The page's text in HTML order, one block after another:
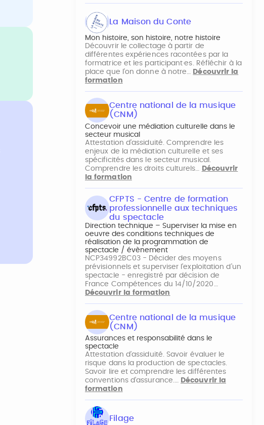
La Maison du Conte
Mon histoire, son histoire, notre histoire
Découvrir le collectage à partir de
différentes expériences racontées par la
formatrice et les participant·es. Réfléchir à la
place que l’on donne à notre… Découvrir la
formation
Centre national de la musique
(CNM)
Concevoir une médiation culturelle dans le
secteur musical
Attestation d’assiduité. Comprendre les
enjeux de la médiation culturelle et ses
spécificités dans le secteur musical.
Comprendre les droits culturels…
Découvrir
la formation
CFPTS - Centre de formation
professionnelle aux techniques
du spectacle
Direction technique – Superviser la mise en
oeuvre des conditions techniques de
réalisation de la programmation de
spectacle / évènement
NCP34992BC03 - Décider des moyens
prévisionnels et superviser l’exploitation d’un
spectacle - enregistré par décision de
France Compétences du 14/10/2020…
Découvrir la formation
Centre national de la musique
(CNM)
Assurances et responsabilité dans le
spectacle
Attestation d’assiduité. Savoir évaluer le
risque dans la production de spectacles.
Savoir lire et comprendre les différentes
conventions d’assurance.… Découvrir la
formation
Filage